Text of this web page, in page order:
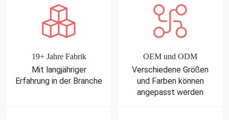
19+ Jahre Fabrik
Mit langjähriger
Erfahrung in der Branche
OEM und ODM
Verschiedene Größen
und Farben können
angepasst werden